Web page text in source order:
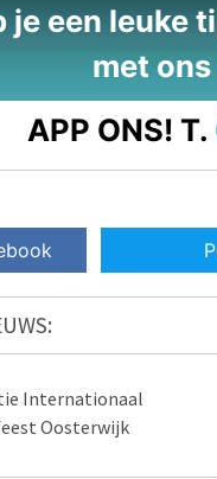
je een leuke
met
APP ONS! T.
Internationaal
Oosterwijk